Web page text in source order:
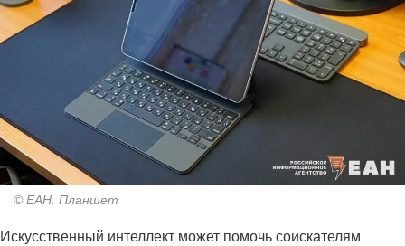
© ЕАН. Планшет
Искусственный интеллект может помочь соискателям